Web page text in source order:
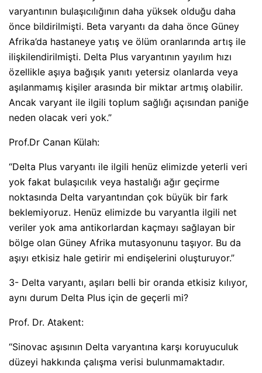
varyantının bulaşıcılığının daha yüksek olduğu daha
önce bildirilmişti. Beta varyantı da daha önce Güney
Afrika’da hastaneye yatış ve ölüm oranlarında artış ile
ilişkilendirilmişti. Delta Plus varyantının yayılım hızı
özellikle aşıya bağışık yanıtı yetersiz olanlarda veya
aşılanmamış kişiler arasında bir miktar artmış olabilir.
Ancak varyant ile ilgili toplum sağlığı açısından paniğe
neden olacak veri yok.”
Prof.Dr Canan Külah:
“Delta Plus varyantı ile ilgili henüz elimizde yeterli veri
yok fakat bulaşıcılık veya hastalığı ağır geçirme
noktasında Delta varyantından çok büyük bir fark
beklemiyoruz. Henüz elimizde bu varyantla ilgili net
veriler yok ama antikorlardan kaçmayı sağlayan bir
bölge olan Güney Afrika mutasyonunu taşıyor. Bu da
aşıyı etkisiz hale getirir mi endişelerini oluşturuyor.”
3- Delta varyantı, aşıları belli bir oranda etkisiz kılıyor,
aynı durum Delta Plus için de geçerli mi?
Prof. Dr. Atakent:
“Sinovac aşısının Delta varyantına karşı koruyuculuk
düzeyi hakkında çalışma verisi bulunmamaktadır.